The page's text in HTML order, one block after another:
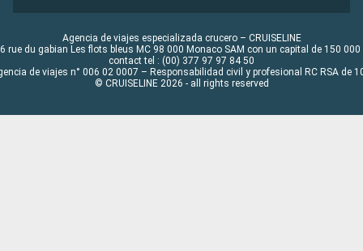
Agencia de viajes especializada crucero – CRUISELINE
rue du gabian Les flots bleus MC 98 000 Monaco SAM con un capital de 150 000
contact tel : (00) 377 97 97 84 50
de viajes n° 006 02 0007 – Responsabilidad civil y profesional RC RSA de
© CRUISELINE 2026 - all rights reserved